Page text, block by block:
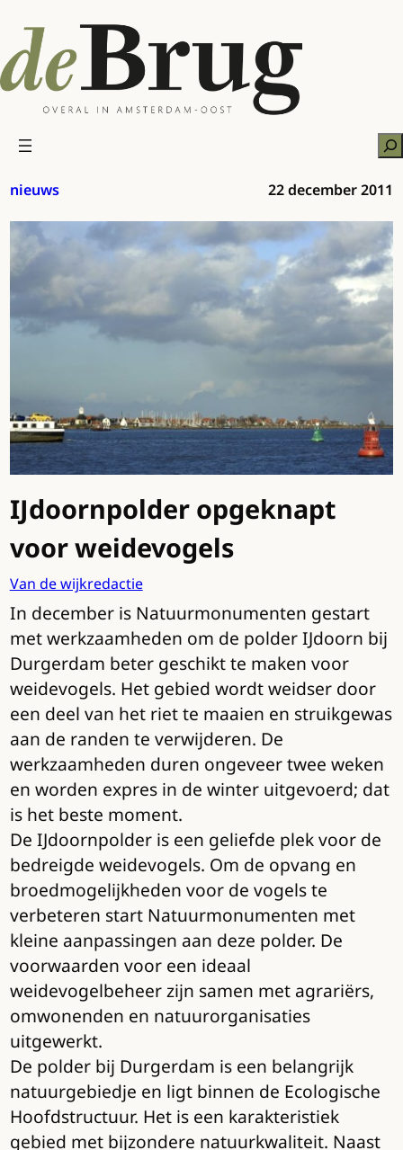
naar
de
inhoud
nieuws 22 december 2011
IJdoornpolder opgeknapt
voor weidevogels
Van de wijkredactie
In december is Natuurmonumenten gestart
met werkzaamheden om de polder IJdoorn bij
Durgerdam beter geschikt te maken voor
weidevogels. Het gebied wordt weidser door
een deel van het riet te maaien en struikgewas
aan de randen te verwijderen. De
werkzaamheden duren ongeveer twee weken
en worden expres in de winter uitgevoerd; dat
is het beste moment.
De IJdoornpolder is een geliefde plek voor de
bedreigde weidevogels. Om de opvang en
broedmogelijkheden voor de vogels te
verbeteren start Natuurmonumenten met
kleine aanpassingen aan deze polder. De
voorwaarden voor een ideaal
weidevogelbeheer zijn samen met agrariërs,
omwonenden en natuurorganisaties
uitgewerkt.
De polder bij Durgerdam is een belangrijk
natuurgebiedje en ligt binnen de Ecologische
Hoofdstructuur. Het is een karakteristiek
gebied met bijzondere natuurkwaliteit. Naast